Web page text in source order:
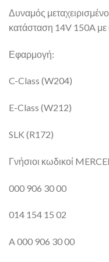
Δυναμός
κατάσταση 14V 150A με
Εφαρμογή:
C-Class (W204)
E-Class (W212)
SLK (R172)
Γνήσιοι κωδικοί
000 906 30 00
014 154 15 02
A 000 906 30 00